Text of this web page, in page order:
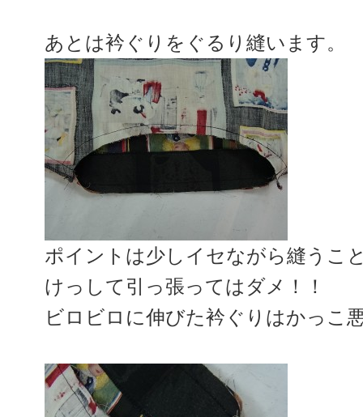
あとは衿ぐりをぐるり縫います。
ポイントは少しイセながら縫うこ
けっして引っ張ってはダメ！！
ビロビロに伸びた衿ぐりはかっこ